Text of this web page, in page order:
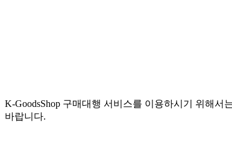
K-GoodsShop 구매대행 서비스를 이용하시기 위해서
바랍니다.